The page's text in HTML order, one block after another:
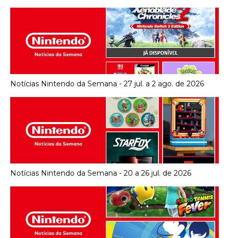
Notícias Nintendo da Semana - 27 jul. a 2 ago. de 2026
Notícias Nintendo da Semana - 20 a 26 jul. de 2026